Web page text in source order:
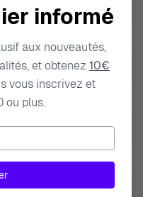
80
informé
aux nouveautés,
et obtenez 10€
vous inscrivez et
ou plus.